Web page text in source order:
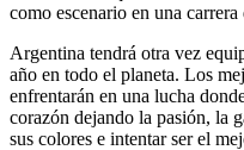
como escenario en una
Argentina tendrá otra vez
año en todo el planeta. Los
enfrentarán en una lucha
corazón dejando la pasión, la
sus colores e intentar ser el